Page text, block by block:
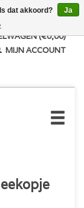
(€0,00)
MIJN ACCOUNT
dat akkoord?
Ja